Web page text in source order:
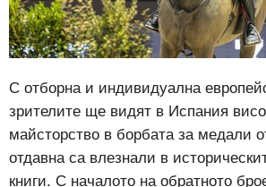
С отборна и индивидуална
зрителите ще видят в Испания
майсторство в борбата за медали
отдавна са влезнали в
книги. С началото на обратното